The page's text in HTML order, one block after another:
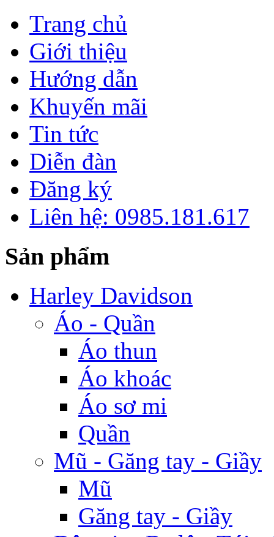
Trang chủ
Giới thiệu
Hướng dẫn
Khuyến mãi
Tin tức
Diễn đàn
Đăng ký
Liên hệ: 0985.181.617
Sản phẩm
Harley Davidson
Áo - Quần
Áo thun
Áo khoác
Áo sơ mi
Quần
Mũ - Găng tay - Giầy
Mũ
Găng tay - Giầy